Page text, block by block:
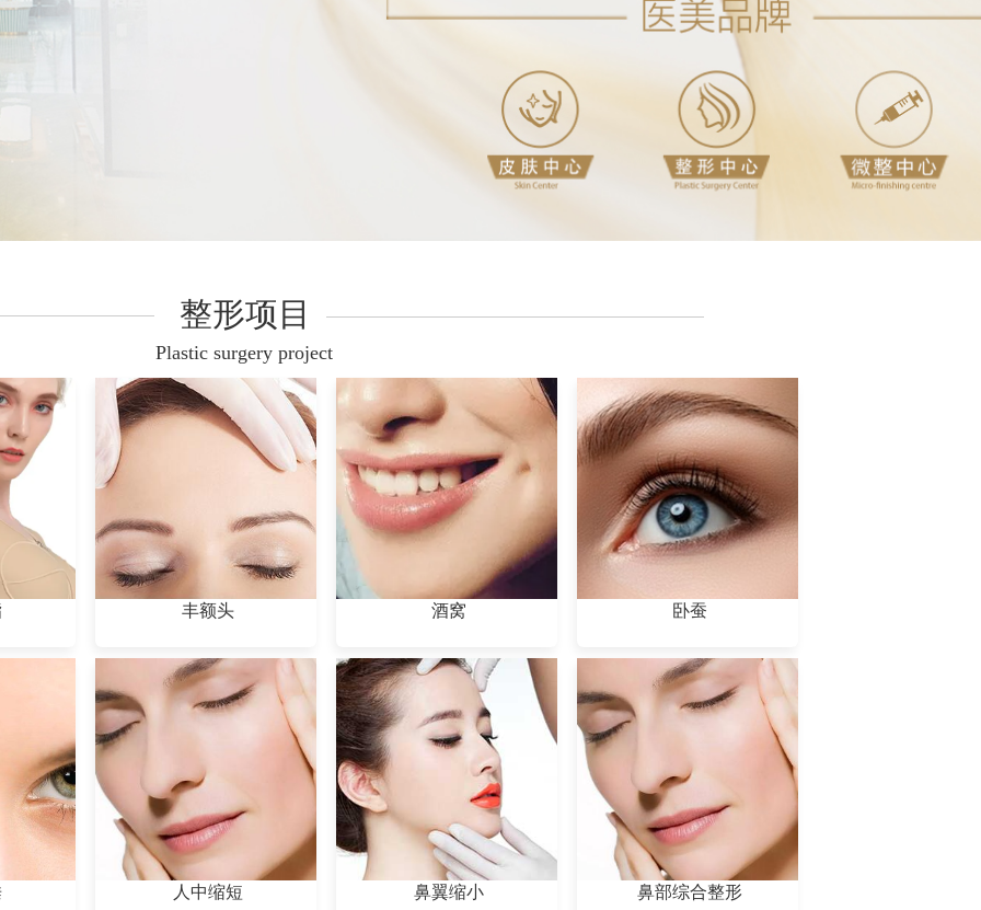
丰额头 酒窝 卧蚕
人中缩短 鼻翼缩小 鼻部综合整形
整形项目
Plastic surgery project